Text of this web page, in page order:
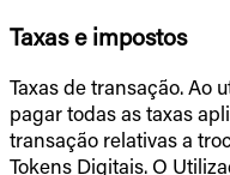
Taxas e impostos
Taxas de transação. Ao
pagar todas as taxas
transação relativas a
Tokens Digitais. O